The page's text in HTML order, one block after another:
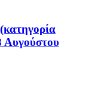
Αυγούστου